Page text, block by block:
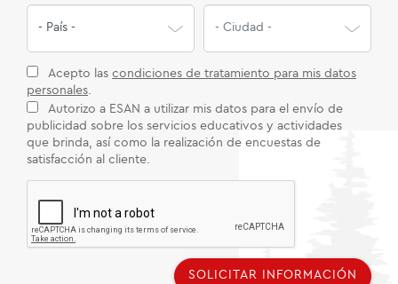
Acepto las condiciones de tratamiento para mis datos
personales
Autorizo a ESAN a utilizar mis datos para el envío de
publicidad sobre los servicios educativos y actividades
que brinda, así como la realización de encuestas de
satisfacción al cliente.
SOLICITAR INFORMACIÓN